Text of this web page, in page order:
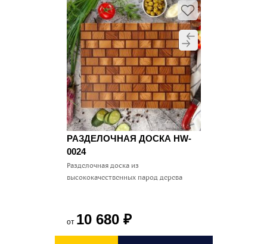
РАЗДЕЛОЧНАЯ ДОСКА HW-
0024
Разделочная доска из
высококачественных парод дерева
от 10 680 ₽